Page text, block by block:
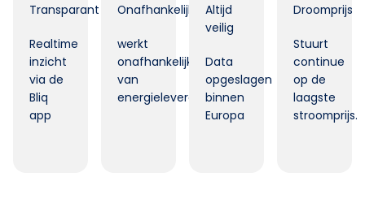
Transparant
Realtime
inzicht
via de
Bliq
app
Onafhankelijk
werkt
onafhankelijk
van
energieleverancier.
Altijd
veilig
Data
opgeslagen
binnen
Europa
Droomprijs
Stuurt
continue
op de
laagste
stroomprijs.